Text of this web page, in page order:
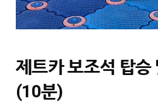
제트카 보조석 탑승
(10분)